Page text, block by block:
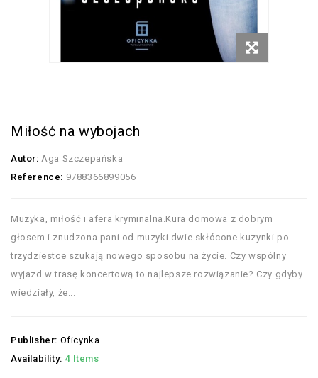
Miłość na wybojach
Autor: Aga Szczepańska
Reference: 9788366899056
Muzyka, miłość i afera kryminalna.Kura domowa z dobrym
głosem i znudzona pani od muzyki dwie skłócone kuzynki po
trzydziestce szukają nowego sposobu na życie. Czy wspólny
wyjazd w trasę koncertową to najlepsze rozwiązanie? Czy gdyby
wiedziały, że...
Publisher: Oficynka
Availability: 4 Items